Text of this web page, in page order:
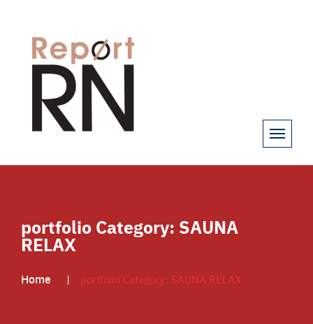
portfolio Category: SAUNA
RELAX
Home portfolio Category: SAUNA RELAX